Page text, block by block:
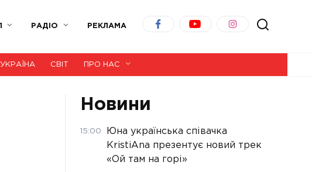
РАДІО РЕКЛАМА
УКРАЇНА СВІТ ПРО НАС
Новини
15:00
Юна українська співачка
KristiAna презентує новий трек
«Ой там на горі»